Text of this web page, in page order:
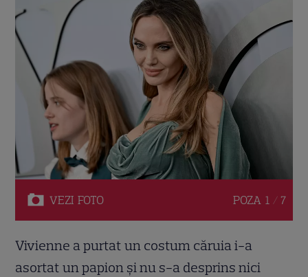
VEZI FOTO POZA 1 / 7
Vivienne a purtat un costum căruia i-a
asortat un papion și nu s-a desprins nici